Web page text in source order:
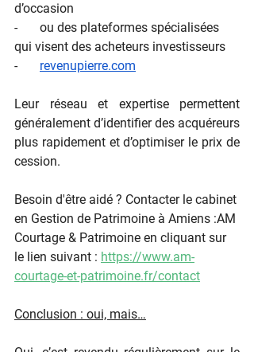
d’occasion
-       ou des plateformes spécialisées
qui visent des acheteurs investisseurs
- revenupierre.com
Leur réseau et expertise permettent
généralement d’identifier des acquéreurs
plus rapidement et d’optimiser le prix de
cession.
Besoin d'être aidé ? Contacter le cabinet
en Gestion de Patrimoine à Amiens :AM
Courtage & Patrimoine en cliquant sur
le lien suivant : https://www.am-
courtage-et-patrimoine.fr/contact
Conclusion : oui, mais…